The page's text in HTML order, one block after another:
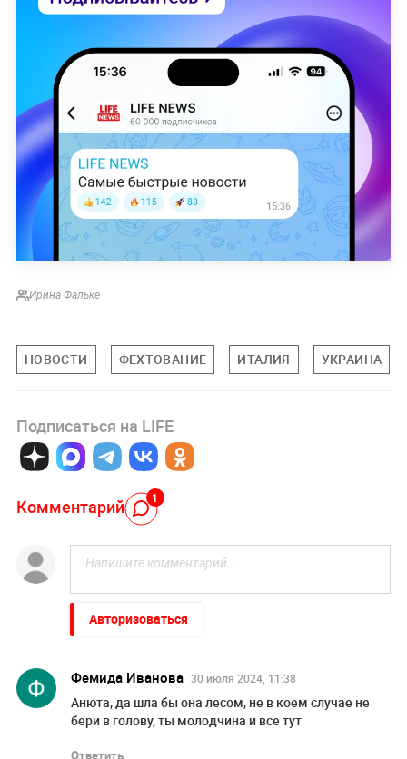
Ирина Фальке
НОВОСТИ ФЕХТОВАНИЕ ИТАЛИЯ УКРАИНА
Подписаться на LIFE
Комментарий 1
Авторизоваться
Фемида Иванова 30 июля 2024, 11:38
Анюта, да шла бы она лесом, не в коем случае не
бери в голову, ты молодчина и все тут
Ответить